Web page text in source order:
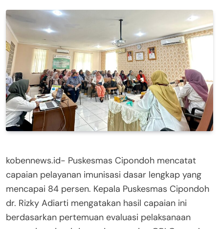
kobennews.id- Puskesmas Cipondoh mencatat
capaian pelayanan imunisasi dasar lengkap yang
mencapai 84 persen. Kepala Puskesmas Cipondoh
dr. Rizky Adiarti mengatakan hasil capaian ini
berdasarkan pertemuan evaluasi pelaksanaan